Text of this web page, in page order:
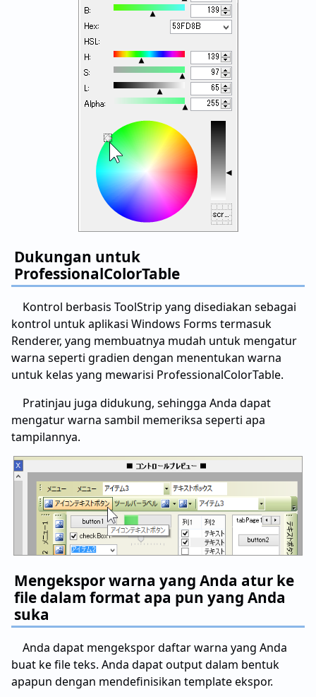
Dukungan untuk
ProfessionalColorTable
Kontrol berbasis ToolStrip yang disediakan sebagai
kontrol untuk aplikasi Windows Forms termasuk
Renderer, yang membuatnya mudah untuk mengatur
warna seperti gradien dengan menentukan warna
untuk kelas yang mewarisi ProfessionalColorTable.
Pratinjau juga didukung, sehingga Anda dapat
mengatur warna sambil memeriksa seperti apa
tampilannya.
Mengekspor warna yang Anda atur ke
file dalam format apa pun yang Anda
suka
Anda dapat mengekspor daftar warna yang Anda
buat ke file teks. Anda dapat output dalam bentuk
apapun dengan mendefinisikan template ekspor.